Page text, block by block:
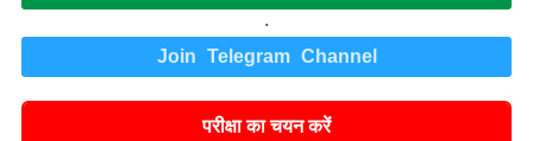
.
Join Telegram Channel
परीक्षा का चयन करें